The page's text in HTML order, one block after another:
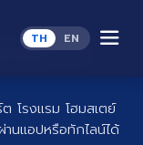
TH EN
อดภัย กับ
โรงแรม โฮมสเตย์
นแอปหรือทักไลน์ได้